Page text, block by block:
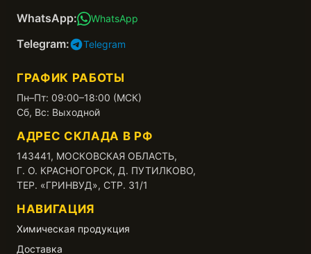
WhatsApp: WhatsApp
Telegram: Telegram
ГРАФИК РАБОТЫ
Пн–Пт: 09:00–18:00 (МСК)
Сб, Вс: Выходной
АДРЕС СКЛАДА В РФ
143441, МОСКОВСКАЯ ОБЛАСТЬ,
Г. О. КРАСНОГОРСК, Д. ПУТИЛКОВО,
ТЕР. «ГРИНВУД», СТР. 31/1
НАВИГАЦИЯ
Химическая продукция
Доставка